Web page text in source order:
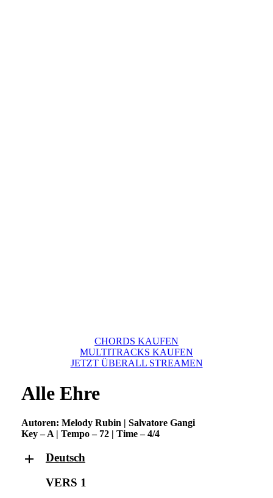
CHORDS KAUFEN
MULTITRACKS KAUFEN
JETZT ÜBERALL STREAMEN
Alle Ehre
Autoren: Melody Rubin | Salvatore Gangi
Key – A | Tempo – 72 | Time – 4/4
Deutsch
VERS 1